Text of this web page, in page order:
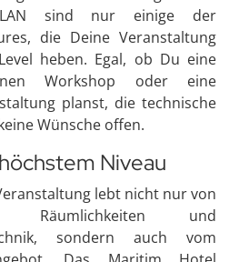
sind nur einige der
die Deine Veranstaltung
heben. Egal, ob Du eine
Workshop oder eine
planst, die technische
Wünsche offen.
Niveau
lebt nicht nur von
Räumlichkeiten und
sondern auch vom